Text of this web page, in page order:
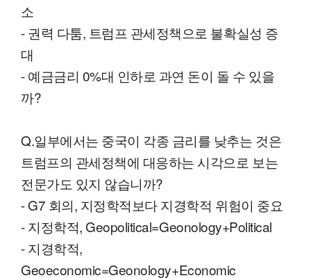
소
- 권력 다툼, 트럼프 관세정책으로 불확실성 증
대
- 예금금리 0%대 인하로 과연 돈이 돌 수 있을
까?
Q.일부에서는 중국이 각종 금리를 낮추는 것은
트럼프의 관세정책에 대응하는 시각으로 보는
전문가도 있지 않습니까?
- G7 회의, 지정학적보다 지경학적 위험이 중요
- 지정학적, Geopolitical=Geonology+Political
- 지경학적,
Geoeconomic=Geonology+Economic